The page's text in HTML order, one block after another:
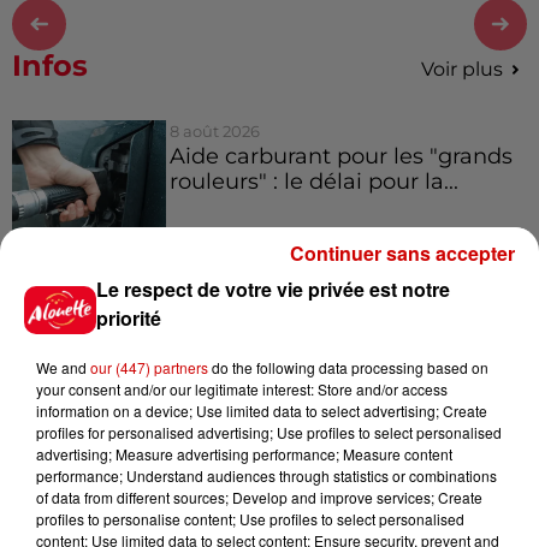
Infos Voir plus
8 août 2026
Aide carburant pour les "grands
rouleurs" : le délai pour la...
8 août 2026
8 août 2026
Cambriolages : plus de 18 000
logements visités en juillet 2026,
en...
Le respect de votre vie privée est notre
priorité
We and our (447) partnersdo the following data processing based on
your consent and/or our legitimate interest: Store and/or access
information on a device; Use limited data to select advertising; Create
profiles for personalised advertising; Use profiles to select personalised
advertising; Measure advertising performance; Measure content
performance; Understand audiences through statistics or combinations
of data from different sources; Develop and improve services; Create
profiles to personalise content; Use profiles to select personalised
content; Use limited data to select content; Ensure security, prevent and
Continuer sans accepter